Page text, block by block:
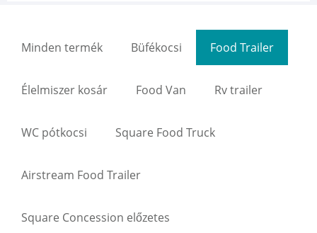
Minden termék Büfékocsi Food Trailer
Élelmiszer kosár Food Van Rv trailer
WC pótkocsi Square Food Truck
Airstream Food Trailer
Square Concession előzetes